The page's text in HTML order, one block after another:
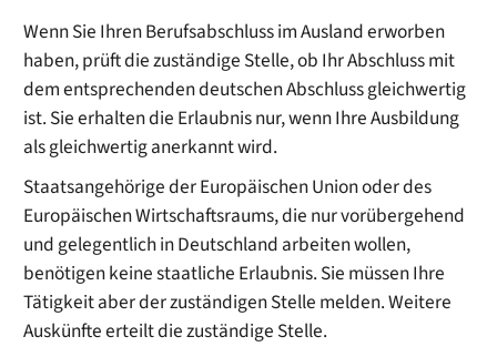
Wenn Sie Ihren Berufsabschluss im Ausland erworben
haben, prüft die zuständige Stelle, ob Ihr Abschluss mit
dem entsprechenden deutschen Abschluss gleichwertig
ist. Sie erhalten die Erlaubnis nur, wenn Ihre Ausbildung
als gleichwertig anerkannt wird.
Staatsangehörige der Europäischen Union oder des
Europäischen Wirtschaftsraums, die nur vorübergehend
und gelegentlich in Deutschland arbeiten wollen,
benötigen keine staatliche Erlaubnis. Sie müssen Ihre
Tätigkeit aber der zuständigen Stelle melden.Weitere
Auskünfte erteilt die zuständige Stelle.